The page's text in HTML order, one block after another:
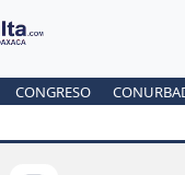
CONGRESO